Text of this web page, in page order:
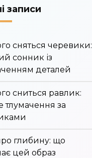
записи
сняться черевики:
сонник із
деталей
сниться равлик:
тлумачення за
глибину: що
цей образ